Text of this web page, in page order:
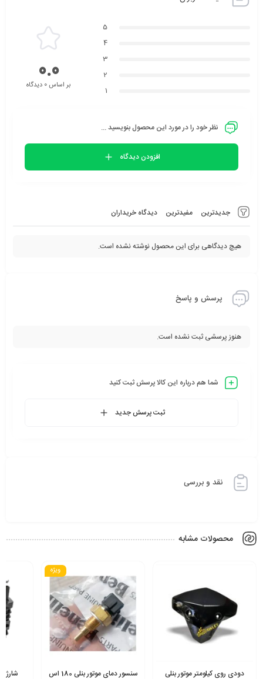
جدیدترین مفیدترین دیدگاه خریداران
هیچ دیدگاهی برای این محصول نوشته نشده است.
5
4
3
2
1
0.0بر اساس 0 دیدگاه
نظر خود را در مورد این محصول بنویسید ...
افزودن دیدگاه
پرسش و پاسخ
هنوز پرسشی ثبت نشده است.
شما هم درباره این کالا پرسش ثبت کنید
ثبت پرسش جدید
نقد و بررسی
محصولات مشابه
دودی روی کیلومتر موتور بنلی
ویژه
سنسور دمای موتور بنلی 180 اس شارژر